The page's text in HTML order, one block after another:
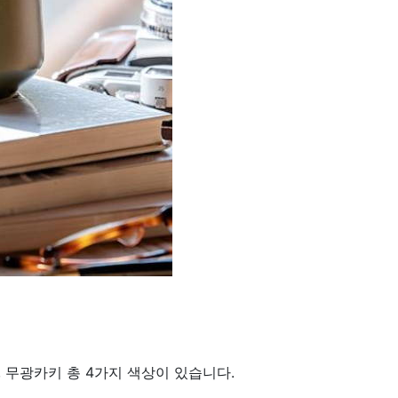
광카키 총 4가지 색상이 있습니다.